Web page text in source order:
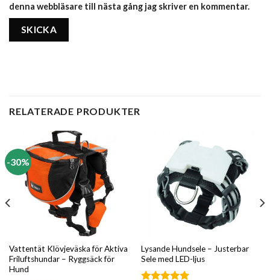
denna webbläsare till nästa gång jag skriver en kommentar.
RELATERADE PRODUKTER
-30%
Vattentät Klövjeväska för Aktiva
Friluftshundar – Ryggsäck för
Hund
Lysande Hundsele – Justerbar
Sele med LED-ljus